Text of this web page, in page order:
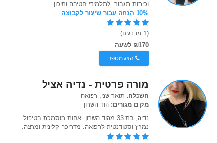
וכיתות תגבור. לתלמידי חטיבה ותיכון
10% הנחה עבור שיעור לקבוצה
(1 מדרגים)
₪170 לשעה
הצג מספר
מורה פרטית - נדיה אציל
השכלה: תואר שני, רפואה
מקום מגורים: הוד השרון
נדיה, בת 33 מהוד השרון. אחות מוסמכת בטיפול
נמרץ וסטודנטית לרפואה. מדריכה קלינית ומרצה.